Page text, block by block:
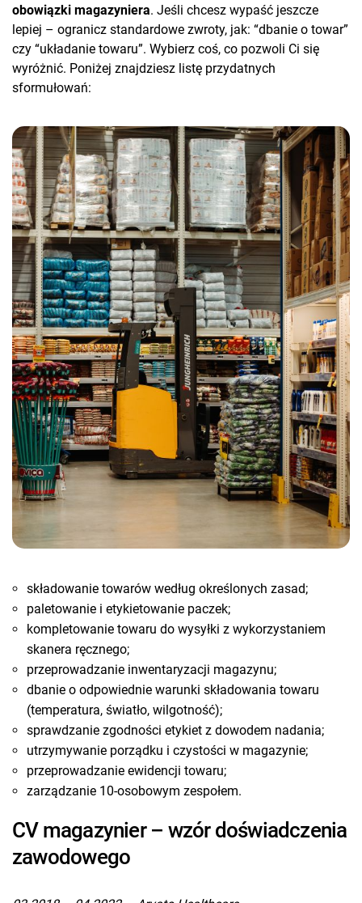
obowiązki magazyniera. Jeśli chcesz wypaść jeszcze
lepiej – ogranicz standardowe zwroty, jak: “dbanie o towar”
czy “układanie towaru”. Wybierz coś, co pozwoli Ci się
wyróżnić. Poniżej znajdziesz listę przydatnych
sformułowań:
składowanie towarów według określonych zasad;
paletowanie i etykietowanie paczek;
kompletowanie towaru do wysyłki z wykorzystaniem
skanera ręcznego;
przeprowadzanie inwentaryzacji magazynu;
dbanie o odpowiednie warunki składowania towaru
(temperatura, światło, wilgotność);
sprawdzanie zgodności etykiet z dowodem nadania;
utrzymywanie porządku i czystości w magazynie;
przeprowadzanie ewidencji towaru;
zarządzanie 10-osobowym zespołem.
CV magazynier – wzór doświadczenia
zawodowego